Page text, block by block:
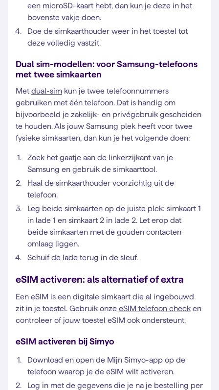
een microSD-kaart hebt, dan kun je deze in het
bovenste vakje doen.
Doe de simkaarthouder weer in het toestel tot
deze volledig vastzit.
Dual sim-modellen: voor Samsung-telefoons
met twee simkaarten
Met dual-sim kun je twee telefoonnummers
gebruiken met één telefoon. Dat is handig om
bijvoorbeeld je zakelijk- en privégebruik gescheiden
te houden. Als jouw Samsung plek heeft voor twee
fysieke simkaarten, dan kun je het volgende doen:
Zoek het gaatje aan de linkerzijkant van je
Samsung en gebruik de simkaarttool.
Haal de simkaarthouder voorzichtig uit de
telefoon.
Leg beide simkaarten op de juiste plek: simkaart 1
in lade 1 en simkaart 2 in lade 2. Let erop dat
beide simkaarten met de gouden contacten
omlaag liggen.
Schuif de lade terug in de sleuf.
eSIM activeren: als alternatief of extra
Een eSIM is een digitale simkaart die al ingebouwd
zit in je toestel. Gebruik onze eSIM telefoon check en
controleer of jouw toestel eSIM ook ondersteunt.
eSIM activeren bij Simyo
Download en open de Mijn Simyo-app op de
telefoon waarop je de eSIM wilt activeren.
Log in met de gegevens die je na je bestelling per